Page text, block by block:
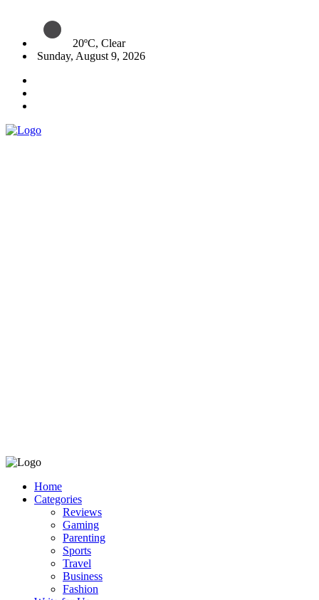
20ºC, Clear
Sunday, August 9, 2026
Home
Categories
Reviews
Gaming
Parenting
Sports
Travel
Business
Fashion